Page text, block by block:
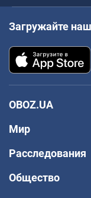
Загружайте
OBOZ.UA
Мир
Расследования
Общество